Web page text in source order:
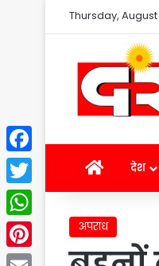
Thursday,
Homeदेश
अपराध
Facebook
Twitter
WhatsApp
Pinterest